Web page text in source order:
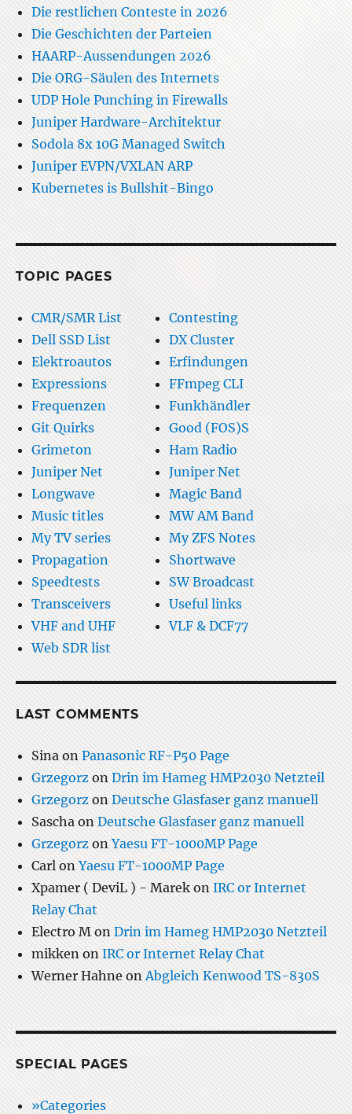
Die restlichen Conteste in 2026
Die Geschichten der Parteien
HAARP-Aussendungen 2026
Die ORG-Säulen des Internets
UDP Hole Punching in Firewalls
Juniper Hardware-Architektur
Sodola 8x 10G Managed Switch
Juniper EVPN/VXLAN ARP
Kubernetes is Bullshit-Bingo
TOPIC PAGES
CMR/SMR List
Contesting
Dell SSD List
DX Cluster
Elektroautos
Erfindungen
Expressions
FFmpeg CLI
Frequenzen
Funkhändler
Git Quirks
Good (FOS)S
Grimeton
Ham Radio
Juniper Net
Juniper Net
Longwave
Magic Band
Music titles
MW AM Band
My TV series
My ZFS Notes
Propagation
Shortwave
Speedtests
SW Broadcast
Transceivers
Useful links
VHF and UHF
VLF & DCF77
Web SDR list
LAST COMMENTS
Sina on Panasonic RF-P50 Page
Grzegorz on Drin im Hameg HMP2030 Netzteil
Grzegorz on Deutsche Glasfaser ganz manuell
Sascha on Deutsche Glasfaser ganz manuell
Grzegorz onYaesu FT-1000MP Page
CarlonYaesu FT-1000MP Page
Xpamer ( DeviL ) - Marek on IRC or Internet
Relay Chat
Electro M onDrin im Hameg HMP2030 Netzteil
mikkenon IRC or Internet Relay Chat
Werner Hahneon Abgleich Kenwood TS-830S
SPECIAL PAGES
»Categories